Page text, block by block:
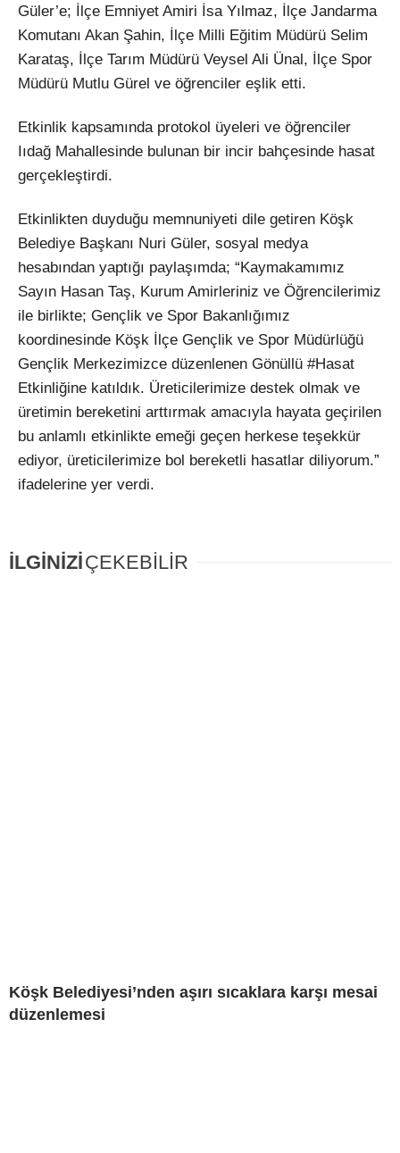
Güler’e; İlçe Emniyet Amiri İsa Yılmaz, İlçe Jandarma
Komutanı Akan Şahin, İlçe Milli Eğitim Müdürü Selim
Karataş, İlçe Tarım Müdürü Veysel Ali Ünal, İlçe Spor
Müdürü Mutlu Gürel ve öğrenciler eşlik etti.
Etkinlik kapsamında protokol üyeleri ve öğrenciler
Iıdağ Mahallesinde bulunan bir incir bahçesinde hasat
gerçekleştirdi.
Etkinlikten duyduğu memnuniyeti dile getiren Köşk
Belediye Başkanı Nuri Güler, sosyal medya
hesabından yaptığı paylaşımda; “Kaymakamımız
Sayın Hasan Taş, Kurum Amirleriniz ve Öğrencilerimiz
ile birlikte; Gençlik ve Spor Bakanlığımız
koordinesinde Köşk İlçe Gençlik ve Spor Müdürlüğü
Gençlik Merkezimizce düzenlenen Gönüllü #Hasat
Etkinliğine katıldık. Üreticilerimize destek olmak ve
üretimin bereketini arttırmak amacıyla hayata geçirilen
bu anlamlı etkinlikte emeği geçen herkese teşekkür
ediyor, üreticilerimize bol bereketli hasatlar diliyorum.”
ifadelerine yer verdi.
İLGİNİZİÇEKEBİLİR
Köşk Belediyesi’nden aşırı sıcaklara karşı mesai
düzenlemesi